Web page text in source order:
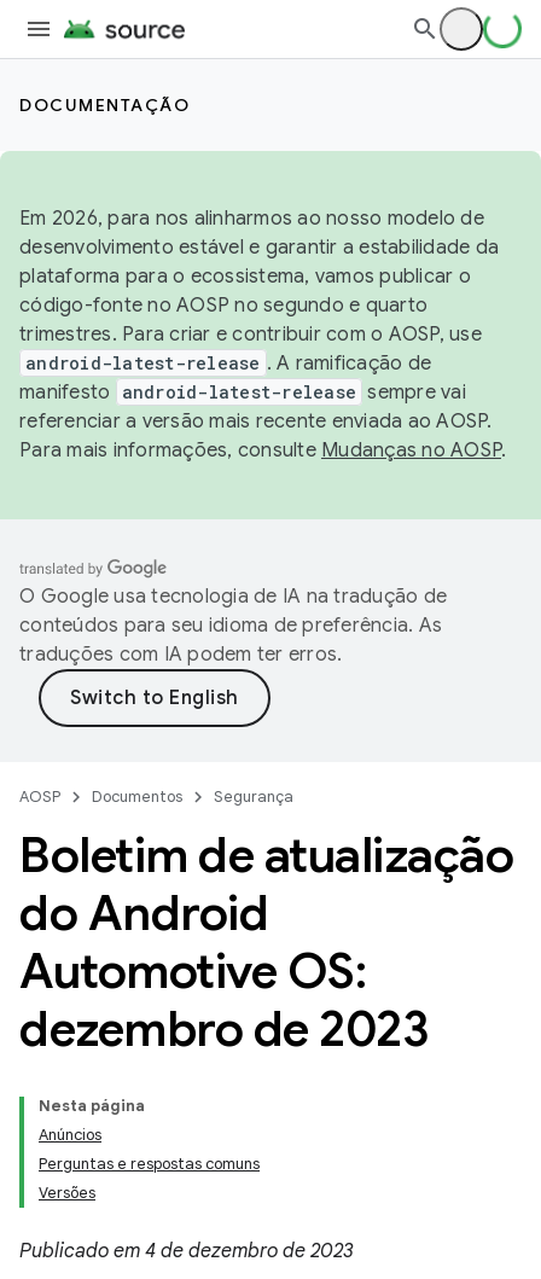
DOCUMENTAÇÃO
Em 2026, para nos alinharmos ao nosso modelo de
desenvolvimento estável e garantir a estabilidade da
plataforma para o ecossistema, vamos publicar o
código-fonte no AOSP no segundo e quarto
trimestres. Para criar e contribuir com o AOSP, use
android-latest-release . A ramificação de
manifesto
android-latest-release sempre vai
referenciar a versão mais recente enviada ao AOSP.
Para mais informações, consulte Mudanças no AOSP.
O Google usa tecnologia de IA na tradução de
conteúdos para seu idioma de preferência. As
traduções com IA podem ter erros.
AOSP Documentos Segurança
Boletim de atualização
do Android
Automotive OS:
dezembro de 2023
Nesta página
Anúncios
Perguntas e respostas comuns
Versões
Publicado em 4 de dezembro de 2023